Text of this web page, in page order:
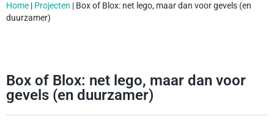
Home | Projecten | Box of Blox: net lego, maar dan voor gevels (en
duurzamer)
Box of Blox: net lego, maar dan voor
gevels (en duurzamer)